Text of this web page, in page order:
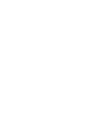
области на сайте